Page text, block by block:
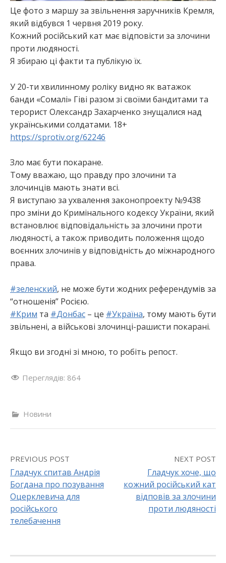
Це фото з маршу за звільнення заручників Кремля,
який відбувся 1 червня 2019 року.
Кожний російський кат має відповісти за злочини
проти людяності.
Я збираю ці факти та публікую їх.
У 20-ти хвилинному роліку видно як ватажок
банди «Сомалі» Гіві разом зі своїми бандитами та
терорист Олександр Захарченко знущалися над
українськими солдатами. 18+
https://sprotiv.org/62246
Зло має бути покаране.
Тому вважаю, що правду про злочини та
злочинців мають знати всі.
Я виступаю за ухвалення законопроекту №9438
про зміни до Кримінального кодексу України, який
встановлює відповідальність за злочини проти
людяності, а також приводить положення щодо
воєнних злочинів у відповідність до міжнародного
права.
#зеленский, не може бути жодних референдумів за
“отношенія” Росією.
#Крим та #Донбас – це #Україна, тому мають бути
звільнені, а військові злочинці-рашисти покарані.
Якщо ви згодні зі мною, то робіть репост.
Переглядів: 864
Новини
P
o
t
PREVIOUS POST
Гладчук спитав Андрія
Богдана про позування
Оцерклевича для
російського
телебачення
NEXT POST
Гладчук хоче, що
кожний російський кат
відповів за злочини
проти людяності